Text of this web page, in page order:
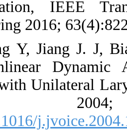
18. Zhang
and
Patients
[